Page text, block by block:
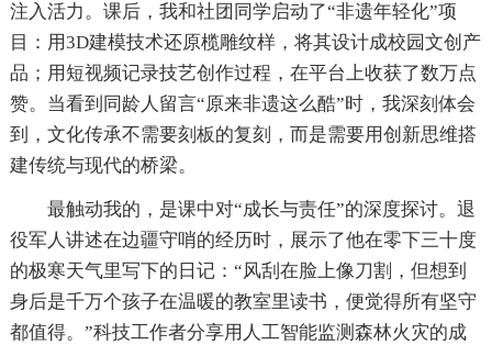
注入活力。课后，我和社团同学启动了“非遗年轻化”项
目：用3D建模技术还原榄雕纹样，将其设计成校园文创产
品；用短视频记录技艺创作过程，在平台上收获了数万点
赞。当看到同龄人留言“原来非遗这么酷”时，我深刻体会
到，文化传承不需要刻板的复刻，而是需要用创新思维搭
建传统与现代的桥梁。
最触动我的，是课中对“成长与责任”的深度探讨。退
役军人讲述在边疆守哨的经历时，展示了他在零下三十度
的极寒天气里写下的日记：“风刮在脸上像刀割，但想到
身后是千万个孩子在温暖的教室里读书，便觉得所有坚守
都值得。”科技工作者分享用人工智能监测森林火灾的成